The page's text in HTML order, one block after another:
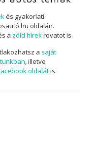
és gyakorlati
oldalán.
a zöld hírekrovatot is.
a saját
, illetve
oldalátis.